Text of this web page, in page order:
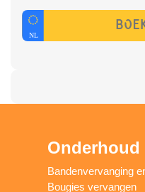
Onderhoud
Bandenvervanging
Bougies vervangen